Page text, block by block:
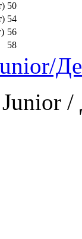
50
54
56
58
/